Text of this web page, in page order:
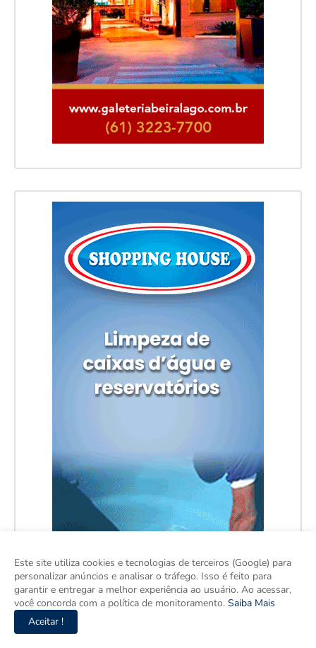
Este site utiliza cookies e tecnologias de terceiros (Google) para
personalizar anúncios e analisar o tráfego. Isso é feito para
garantir e entregar a melhor experiência ao usuário. Ao acessar,
você concorda com a política de monitoramento. Saiba Mais
Aceitar !